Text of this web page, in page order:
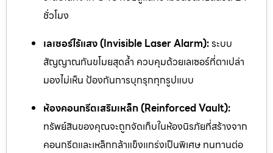
ชั่วโมง
เลเซอร์ไร้แสง (Invisible Laser Alarm):ระบบ
สัญญาณกันขโมยสุดล้ำ ควบคุมด้วยเลเซอร์ที่ตาเปล่า
มองไม่เห็น ป้องกันการบุกรุกทุกรูปแบบ
ห้องคอนกรีตเสริมเหล็ก (Reinforced Vault):
ทรัพย์สินของคุณจะถูกจัดเก็บในห้องนิรภัยที่สร้างจาก
คอนกรีตและเหล็กกล้าแข็งแกร่งเป็นพิเศษ ทนทานต่อ